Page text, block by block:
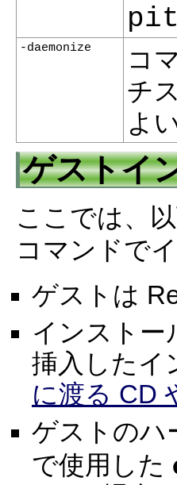
-daemonize
コ
チ
よ
ゲストイ
ここでは、
コマンドで
ゲストは
インスト
挿入したイ
に渡る CD
ゲストのハ
で使用した